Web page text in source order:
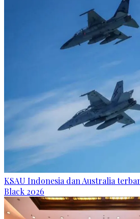
KSAU Indonesia dan Australia
Black 2026